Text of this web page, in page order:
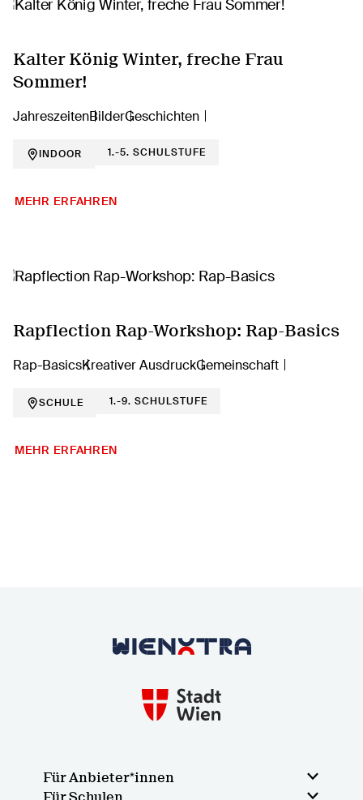
Kalter König Winter, freche Frau
Sommer!
JahreszeitenBilderGeschichten
INDOOR 1.-5. SCHULSTUFE
MEHR ERFAHREN
Rapflection Rap-Workshop: Rap-Basics
Rap-BasicsKreativer AusdruckGemeinschaft
SCHULE 1.-9. SCHULSTUFE
MEHR ERFAHREN
Zurück zur Startseite
Für Anbieter*innen